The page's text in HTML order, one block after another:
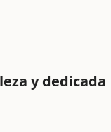
y dedicada